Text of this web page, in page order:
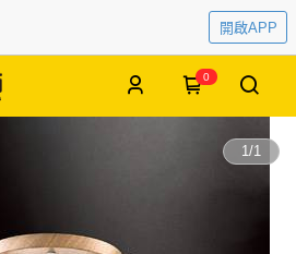
開啟APP
0
1/1